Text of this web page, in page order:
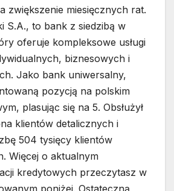
zwiększenie miesięcznych rat.
S.A., to bank z siedzibą w
oferuje kompleksowe usługi
biznesowych i
Jako bank uniwersalny,
pozycją na polskim
plasując się na 5. Obsłużył
klientów detalicznych i
504 tysięcy klientów
Więcej o aktualnym
kredytowych przeczytasz w
poniżej. Ostateczną